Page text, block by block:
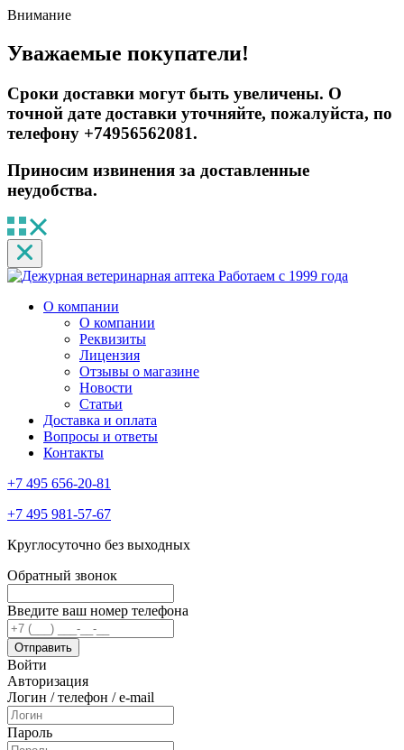
Внимание
Уважаемые покупатели!
Сроки доставки могут быть увеличены. О
точной дате доставки уточняйте, пожалуйста, по
телефону +74956562081.
Приносим извинения за доставленные
неудобства.
Работаем с 1999 года
О компании
О компании
Реквизиты
Лицензия
Отзывы о магазине
Новости
Статьи
Доставка и оплата
Вопросы и ответы
Контакты
+7 495 656-20-81
+7 495 981-57-67
Круглосуточно без выходных
Обратный звонок
Введите ваш номер телефона
Войти
Авторизация
Логин / телефон / e-mail
Пароль